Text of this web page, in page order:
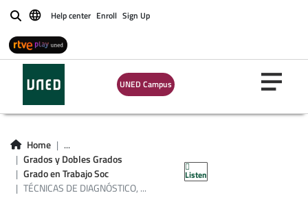
BuscarHelp center Enroll Sign Up
UNED Campus
Home
...
Grados y Dobles Grados
Grado en Trabajo Soc
TÉCNICAS DE DIAGNÓSTICO, ...
Listen
TÉCNICAS DE
DIAGNÓSTICO,
INTERVENCIÓN Y
EVALUACIÓN
SOCIAL